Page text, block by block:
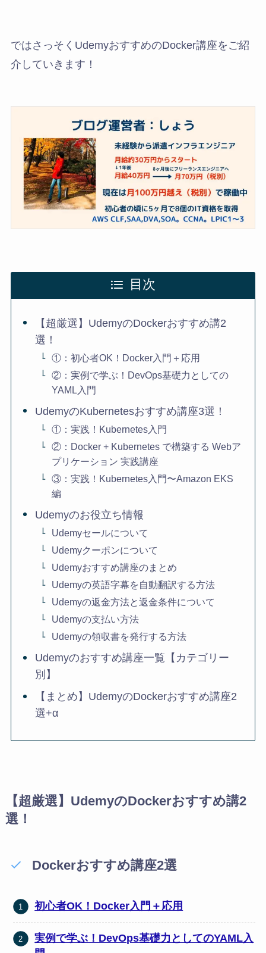
ではさっそくUdemyおすすめのDocker講座をご紹
介していきます！
目次
【超厳選】UdemyのDockerおすすめ講2
選！
①：初心者OK！Docker入門＋応用
②：実例で学ぶ！DevOps基礎力としての
YAML入門
UdemyのKubernetesおすすめ講座3選！
①：実践！Kubernetes入門
②：Docker + Kubernetes で構築する Webア
プリケーション 実践講座
③：実践！Kubernetes入門〜Amazon EKS
編
Udemyのお役立ち情報
Udemyセールについて
Udemyクーポンについて
Udemyおすすめ講座のまとめ
Udemyの英語字幕を自動翻訳する方法
Udemyの返金方法と返金条件について
Udemyの支払い方法
Udemyの領収書を発行する方法
Udemyのおすすめ講座一覧【カテゴリー
別】
【まとめ】UdemyのDockerおすすめ講座2
選+α
【超厳選】UdemyのDockerおすすめ講2
選！
Dockerおすすめ講座2選
初心者OK！Docker入門＋応用
実例で学ぶ！DevOps基礎力としてのYAML入